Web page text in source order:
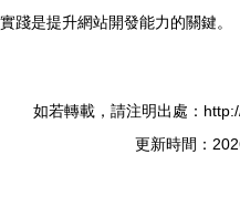
實踐是提升網站開發能力的關鍵。
如若轉載，請注明出處：
更新時間：